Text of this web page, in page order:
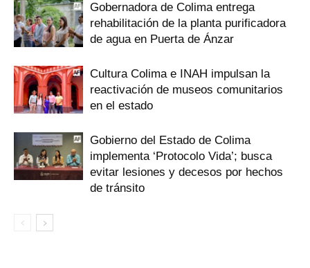
Gobernadora de Colima entrega
rehabilitación de la planta purificadora
de agua en Puerta de Ánzar
Cultura Colima e INAH impulsan la
reactivación de museos comunitarios
en el estado
Gobierno del Estado de Colima
implementa ‘Protocolo Vida’; busca
evitar lesiones y decesos por hechos
de tránsito